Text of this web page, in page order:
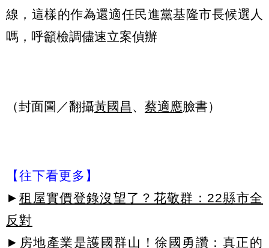
線，這樣的作為還適任民進黨基隆市長候選人
嗎，呼籲檢調儘速立案偵辦
（封面圖／翻攝黃國昌、 蔡適應臉書）
【往下看更多】
► 租屋實價登錄沒望了？花敬群：22縣市全
反對
► 房地產業是護國群山！徐國勇讚：真正的